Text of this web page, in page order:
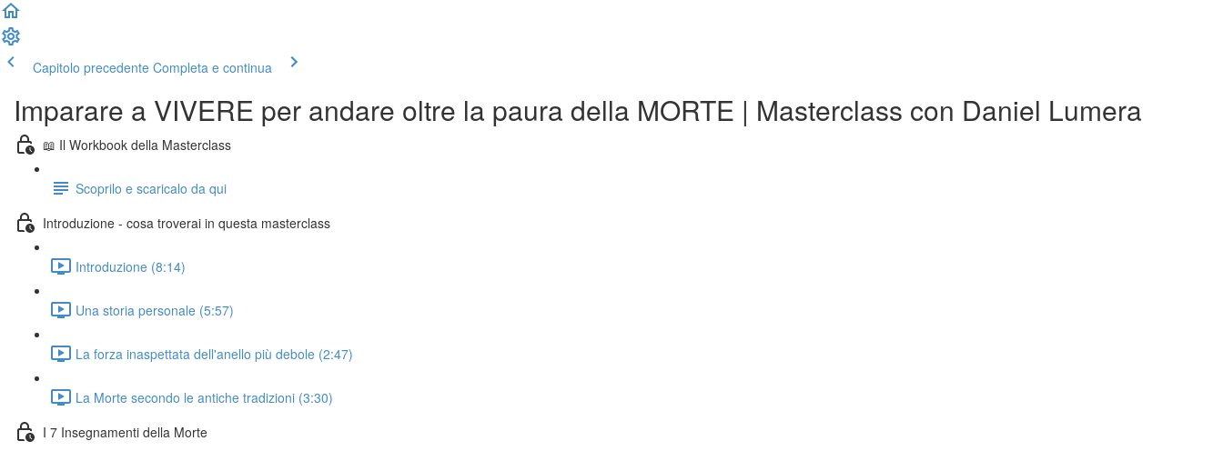
Capitolo precedente Completa e continua
Imparare a VIVERE per andare oltre la paura della MORTE | Masterclass con Daniel Lumera
📖 Il Workbook della Masterclass
Scoprilo e scaricalo da qui
Introduzione - cosa troverai in questa masterclass
Introduzione (8:14)
Una storia personale (5:57)
La forza inaspettata dell'anello più debole (2:47)
La Morte secondo le antiche tradizioni (3:30)
I 7 Insegnamenti della Morte